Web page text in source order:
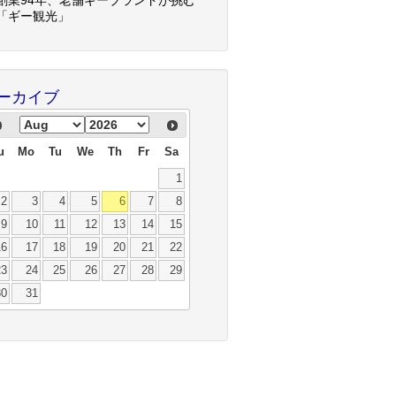
ギー観光」
カイブ
Mo Tu We Th Fr Sa
1
2
3 4 5 6 7
8
9
10 11 12 13 14
15
17 18 19 20 21
22
24 25 26 27 28
29
31